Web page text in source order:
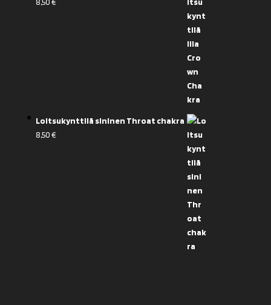
Loitsukynttilä sininen Throat chakra
8,50€